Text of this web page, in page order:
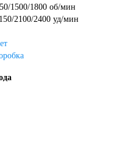
1500/1800 об/мин
2100/2400 уд/мин